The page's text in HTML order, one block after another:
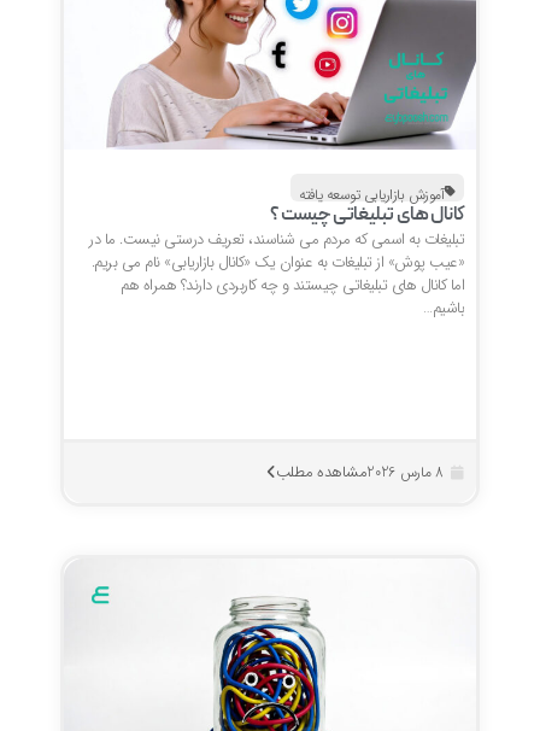
آموزش بازاریابی توسعه یافته
کانال های تبلیغاتی چیست ؟
تبلیغات به اسمی که مردم می شناسند، تعریف درستی نیست. ما در
«عیب پوش» از تبلیغات به عنوان یک «کانال بازاریابی» نام می بریم.
اما کانال های تبلیغاتی چیستند و چه کاربردی دارند؟ همراه هم
باشیم…
مشاهده مطلب